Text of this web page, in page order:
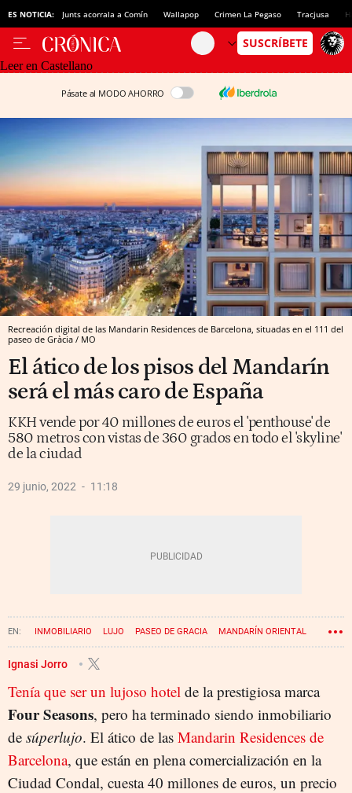
ES NOTICIA: Junts acorrala a Comín Wallapop Crimen La Pegaso Tracjusa
Leer en Castellano
Pásate al MODO AHORRO
Recreación digital de las Mandarin Residences de Barcelona, situadas en el 111 del
paseo de Gràcia / MO
El ático de los pisos del Mandarín
será el más caro de España
KKH vende por 40 millones de euros el 'penthouse' de
580 metros con vistas de 360 grados en todo el 'skyline'
de la ciudad
29 junio, 2022 11:18
INMOBILIARIO LUJO PASEO DE GRACIA MANDARÍN ORIENTAL
Ignasi Jorro
Tenía que ser un lujoso hotel de la prestigiosa marca
Four Seasons, pero ha terminado siendo inmobiliario
de súperlujo. El ático de las Mandarin Residences de
Barcelona, que están en plena comercialización en la
Ciudad Condal, cuesta 40 millones de euros, un precio